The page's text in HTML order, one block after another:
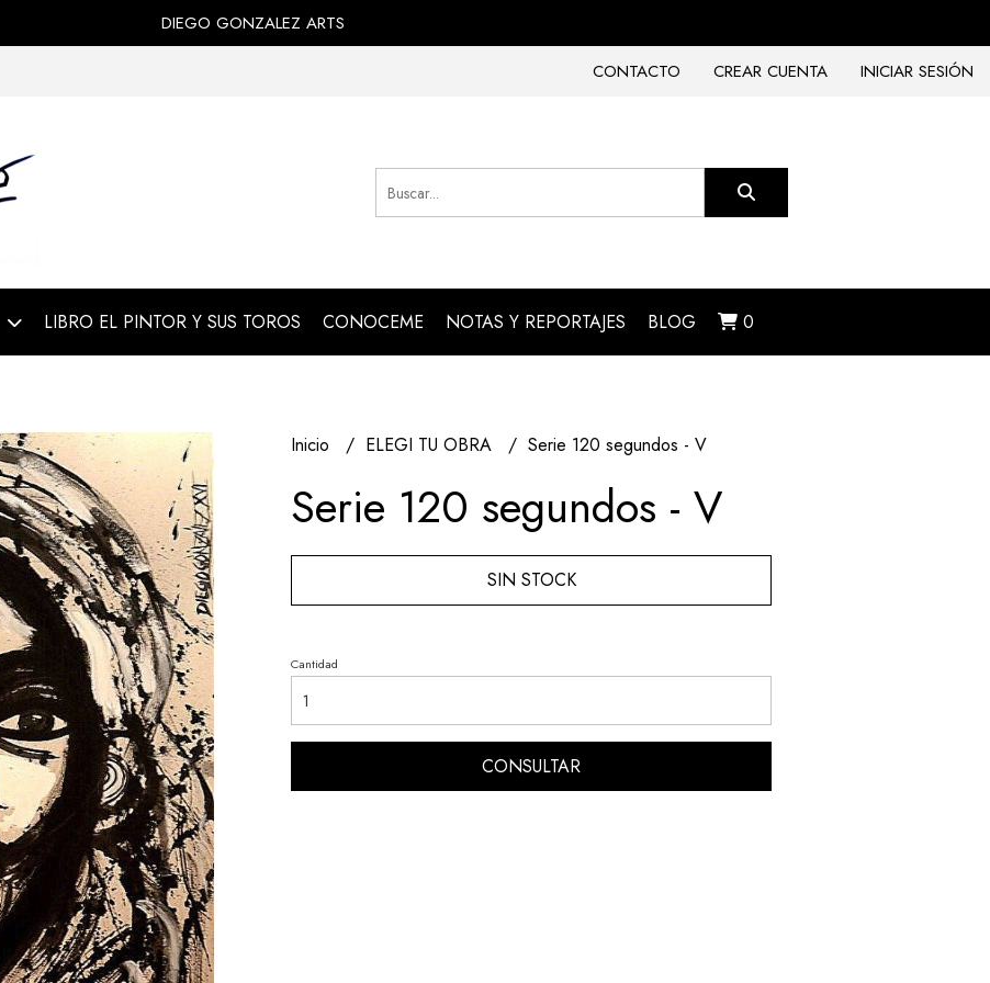
DIEGO GONZALEZ ARTS
CONTACTO
CREAR CUENTA INICIAR SESIÓN
LIBRO EL PINTOR Y SUS TOROS CONOCEME NOTAS Y REPORTAJES BLOG 0
Inicio ELEGI TU OBRA Serie 120 segundos - V
Serie 120 segundos - V
SIN STOCK
Cantidad
CONSULTAR